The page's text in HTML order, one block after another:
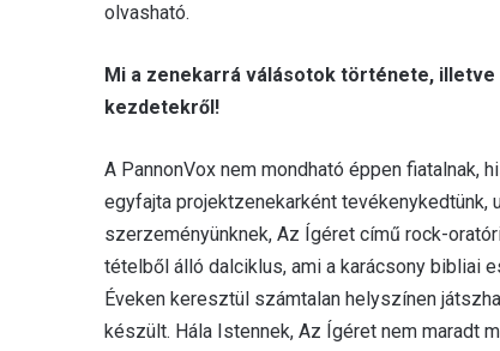
olvasható.
Mi a zenekarrá válásotok története,
kezdetekről!
A PannonVox nem mondható éppen
egyfajta projektzenekarként
szerzeményünknek, Az Ígéret című rock-
tételből álló dalciklus, ami a karácsony bibliai
Éveken keresztül számtalan helyszínen
készült. Hála Istennek, Az Ígéret nem maradt